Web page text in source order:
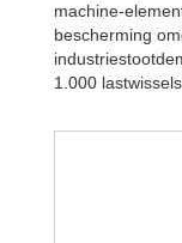
machine-
bescherming
1.000